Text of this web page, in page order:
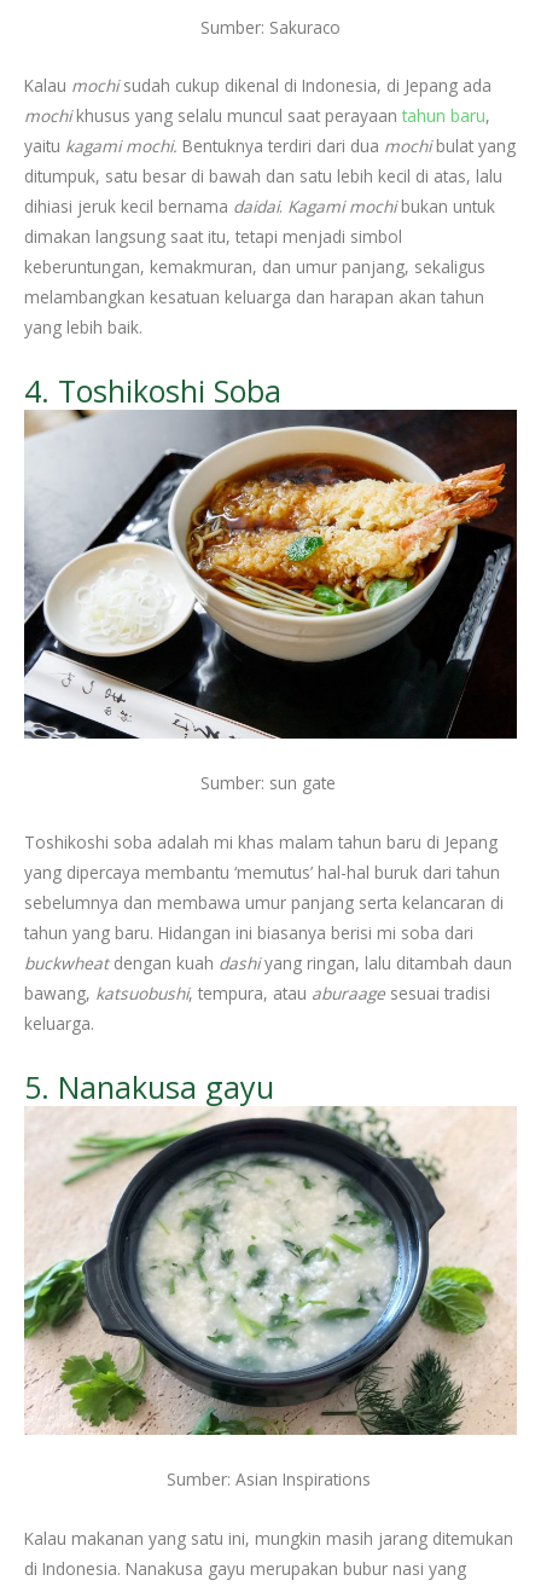
Sumber: Sakuraco
Kalau mochisudah cukup dikenal di Indonesia, di Jepang ada
mochikhusus yang selalu muncul saat perayaan tahun baru,
yaitu kagami mochi. Bentuknya terdiri dari dua mochibulat yang
ditumpuk, satu besar di bawah dan satu lebih kecil di atas, lalu
dihiasi jeruk kecil bernama daidai. Kagami mochibukan untuk
dimakan langsung saat itu, tetapi menjadi simbol
keberuntungan, kemakmuran, dan umur panjang, sekaligus
melambangkan kesatuan keluarga dan harapan akan tahun
yang lebih baik.
4. Toshikoshi Soba
Sumber: sun gate
Toshikoshi soba adalah mi khas malam tahun baru di Jepang
yang dipercaya membantu ‘memutus’ hal-hal buruk dari tahun
sebelumnya dan membawa umur panjang serta kelancaran di
tahun yang baru. Hidangan ini biasanya berisi mi soba dari
buckwheatdengan kuah dashiyang ringan, lalu ditambah daun
bawang, katsuobushi, tempura, atau aburaage sesuai tradisi
keluarga.
5. Nanakusa gayu
Sumber: Asian Inspirations
Kalau makanan yang satu ini, mungkin masih jarang ditemukan
di Indonesia. Nanakusa gayu merupakan bubur nasi yang